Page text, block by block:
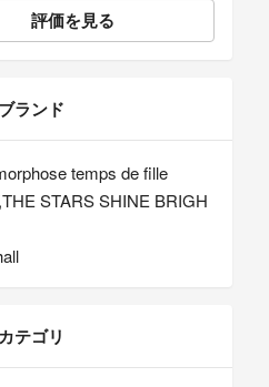
評価を見る
ランド
temps de fille
STARS SHINE BRIGH
テゴリ